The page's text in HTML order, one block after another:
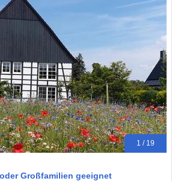
1 / 19
Großfamilien geeignet